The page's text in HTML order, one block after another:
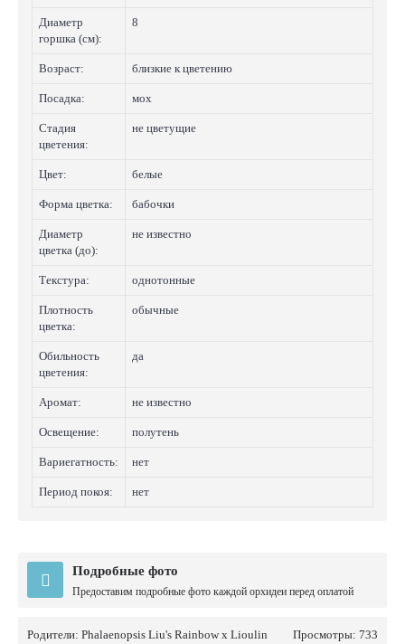
Диаметр
горшка (см):
8
Возраст: близкие к цветению
Посадка: мох
Стадия
цветения:
не цветущие
Цвет: белые
Форма цветка: бабочки
Диаметр
цветка (до):
не известно
Текстура: однотонные
Плотность
цветка:
обычные
Обильность
цветения:
да
Аромат: не известно
Освещение: полутень
Вариегатность: нет
Период покоя: нет
Подробные фото
Предоставим подробные фото каждой орхидеи перед оплатой
Просмотры: 733
Родители: Phalaenopsis Liu's Rainbow x Lioulin